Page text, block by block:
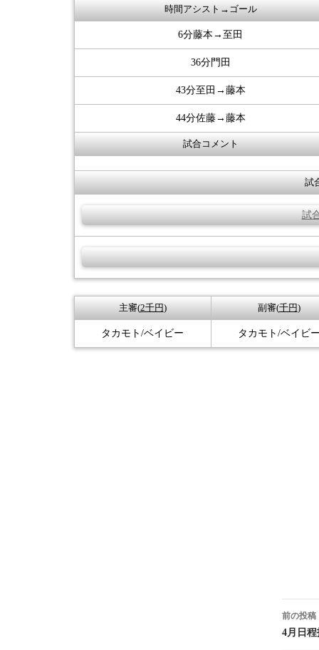
時間アシスト→ゴール
6分藤本→至田
36分門田
43分至田→藤本
44分佐藤→藤本
試合コメント
試
試
主審(2千円) 副審(千円)
タカモト/ベイビー タカモト/ベイビー
投
稿
前の投稿
4月日